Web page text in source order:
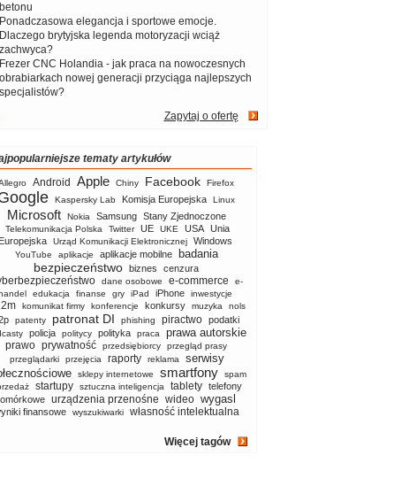
betonu
Ponadczasowa elegancja i sportowe emocje.
Dlaczego brytyjska legenda motoryzacji wciąż
zachwyca?
Frezer CNC Holandia - jak praca na nowoczesnych
obrabiarkach nowej generacji przyciąga najlepszych
specjalistów?
Zapytaj o ofertę
tematy artykułów
Android Apple Chiny Facebook Firefox
Kaspersky Lab Komisja Europejska Linux
Microsoft Nokia Samsung Stany Zjednoczone
Telekomunikacja Polska Twitter UE UKE USA
Unia
Europejska
Urząd Komunikacji Elektronicznej Windows
YouTube aplikacje aplikacje mobilne badania
bezpieczeństwo biznes cenzura
dane osobowe e-commerce
e-
edukacja finanse gry iPad iPhone inwestycje
komunikat firmy konferencje konkursy muzyka nols
patenty patronat DI phishing piractwo podatki
policja politycy polityka praca prawa autorskie
prawo prywatność przedsiębiorcy
przegląd prasy
przeglądarki
przejęcia raporty reklama
serwisy
sklepy internetowe smartfony
spam
startupy sztuczna inteligencja tablety telefony
urządzenia przenośne wideo wygasl
finansowe wyszukiwarki własność intelektualna
Więcej tagów